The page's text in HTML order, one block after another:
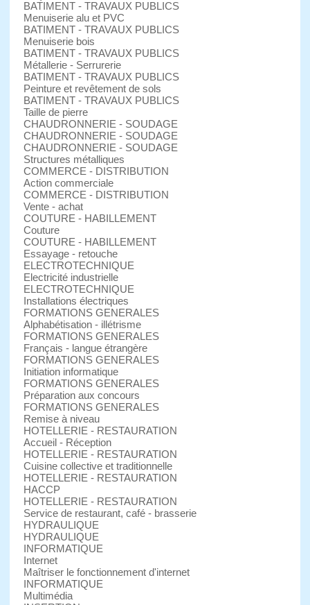
BATIMENT - TRAVAUX PUBLICS
Menuiserie alu et PVC
BATIMENT - TRAVAUX PUBLICS
Menuiserie bois
BATIMENT - TRAVAUX PUBLICS
Métallerie - Serrurerie
BATIMENT - TRAVAUX PUBLICS
Peinture et revêtement de sols
BATIMENT - TRAVAUX PUBLICS
Taille de pierre
CHAUDRONNERIE - SOUDAGE
CHAUDRONNERIE - SOUDAGE
CHAUDRONNERIE - SOUDAGE
Structures métalliques
COMMERCE - DISTRIBUTION
Action commerciale
COMMERCE - DISTRIBUTION
Vente - achat
COUTURE - HABILLEMENT
Couture
COUTURE - HABILLEMENT
Essayage - retouche
ELECTROTECHNIQUE
Electricité industrielle
ELECTROTECHNIQUE
Installations électriques
FORMATIONS GENERALES
Alphabétisation - illétrisme
FORMATIONS GENERALES
Français - langue étrangère
FORMATIONS GENERALES
Initiation informatique
FORMATIONS GENERALES
Préparation aux concours
FORMATIONS GENERALES
Remise à niveau
HOTELLERIE - RESTAURATION
Accueil - Réception
HOTELLERIE - RESTAURATION
Cuisine collective et traditionnelle
HOTELLERIE - RESTAURATION
HACCP
HOTELLERIE - RESTAURATION
Service de restaurant, café - brasserie
HYDRAULIQUE
HYDRAULIQUE
INFORMATIQUE
Internet
Maîtriser le fonctionnement d'internet
INFORMATIQUE
Multimédia